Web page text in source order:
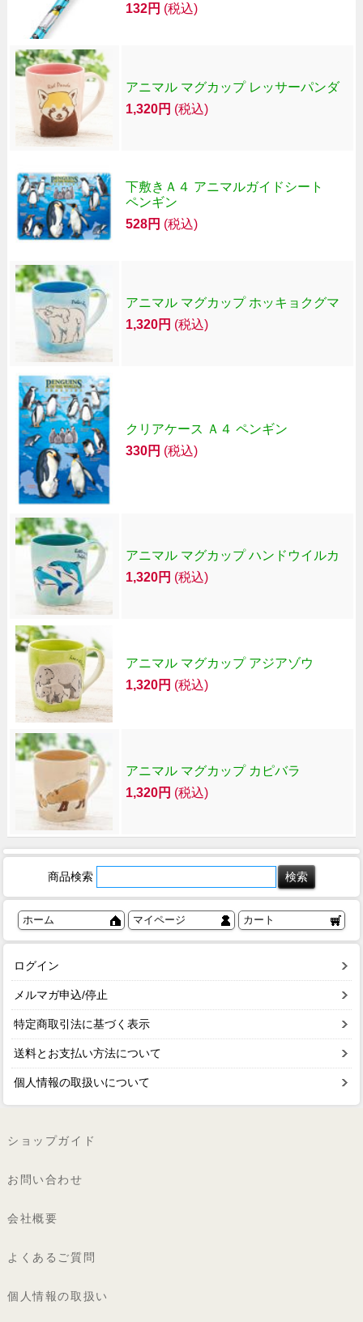
132円 (税込)
アニマル マグカップ レッサーパンダ
1,320円 (税込)
下敷きＡ４ アニマルガイドシート
ペンギン
528円 (税込)
アニマル マグカップ ホッキョクグマ
1,320円 (税込)
クリアケース Ａ４ ペンギン
330円 (税込)
アニマル マグカップ ハンドウイルカ
1,320円 (税込)
アニマル マグカップ アジアゾウ
1,320円 (税込)
アニマル マグカップ カピバラ
1,320円 (税込)
商品検索
ホーム マイページ カート
ログイン
メルマガ申込/停止
特定商取引法に基づく表示
送料とお支払い方法について
個人情報の取扱いについて
ショップガイド
お問い合わせ
会社概要
よくあるご質問
個人情報の取扱い